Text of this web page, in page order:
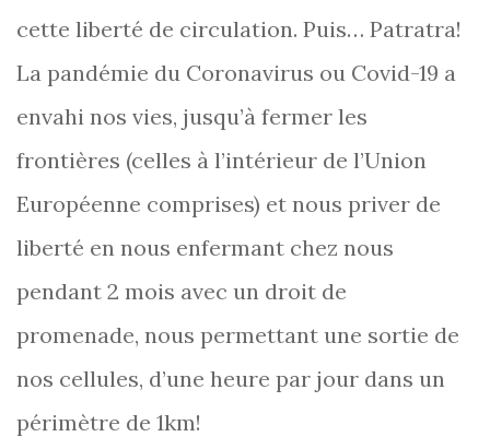
cette liberté de circulation. Puis… Patratra!
La pandémie du Coronavirus ou Covid-19 a
envahi nos vies, jusqu’à fermer les
frontières (celles à l’intérieur de l’Union
Européenne comprises) et nous priver de
liberté en nous enfermant chez nous
pendant 2 mois avec un droit de
promenade, nous permettant une sortie de
nos cellules, d’une heure par jour dans un
périmètre de 1km!